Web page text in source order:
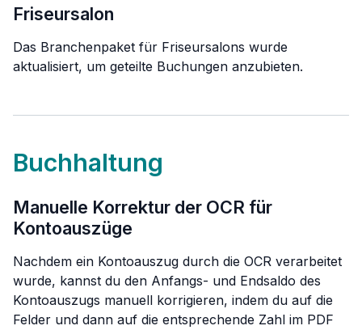
Friseursalon
Das Branchenpaket für Friseursalons wurde
aktualisiert, um geteilte Buchungen anzubieten.
Buchhaltung
Manuelle Korrektur der OCR für
Kontoauszüge
Nachdem ein Kontoauszug durch die OCR verarbeitet
wurde, kannst du den Anfangs- und Endsaldo des
Kontoauszugs manuell korrigieren, indem du auf die
Felder und dann auf die entsprechende Zahl im PDF